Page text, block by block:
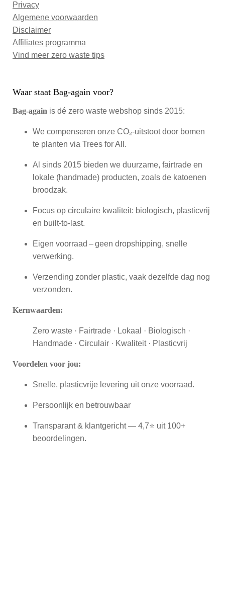
Privacy
Algemene voorwaarden
Disclaimer
Affiliates programma
Vind meer zero waste tips
Waar staat Bag-again voor?
Bag‑again is dé zero waste webshop sinds 2015:
We compenseren onze CO₂-uitstoot door bomen
te planten via Trees for All.
Al sinds 2015 bieden we duurzame, fairtrade en
lokale (handmade) producten, zoals de katoenen
broodzak.
Focus op circulaire kwaliteit: biologisch, plasticvrij
en built-to-last.
Eigen voorraad – geen dropshipping, snelle
verwerking.
Verzending zonder plastic, vaak dezelfde dag nog
verzonden.
Kernwaarden:
Zero waste · Fairtrade · Lokaal · Biologisch ·
Handmade · Circulair · Kwaliteit · Plasticvrij
Voordelen voor jou:
Snelle, plasticvrije levering uit onze voorraad.
Persoonlijk en betrouwbaar
Transparant & klantgericht — 4,7⭐ uit 100+
beoordelingen.